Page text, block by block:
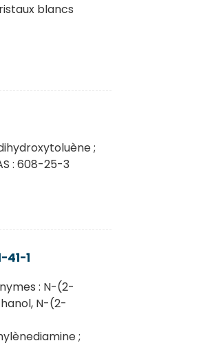
blancs
;
: 608-25-3
41-1
: N-(2-
N-(2-
;